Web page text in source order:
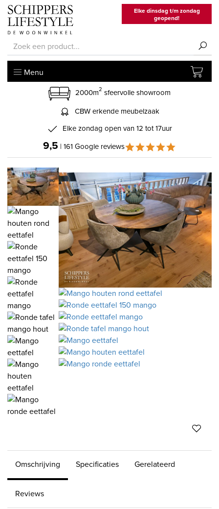
Elke dinsdag t/m zondag
geopend!
Menu
2000m2 sfeervolle showroom
CBW erkende meubelzaak
Elke zondag open van 12 tot 17uur
9,5 | 161 Google reviews
Omschrijving Specificaties Gerelateerd
Reviews